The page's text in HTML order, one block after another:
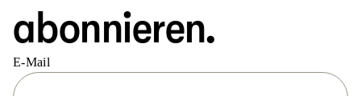
abonnieren.
E-Mail